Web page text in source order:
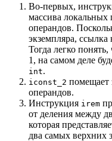
Во-первых,
массива локальных
операндов.
экземпляра, ссылка
Тогда легко
1, на самом деле
int.
iconst_2 помещает
операндов.
Инструкция irem
от деления между
которая
два самых верхних